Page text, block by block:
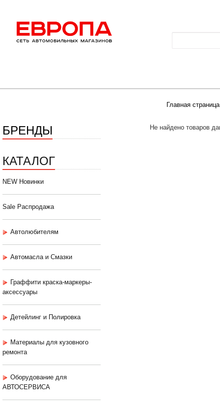
Главная страница
БРЕНДЫ
КАТАЛОГ
NEW Новинки
Sale Распродажа
Автолюбителям
Автомасла и Смазки
Граффити краска-маркеры-
аксессуары
Детейлинг и Полировка
Материалы для кузовного
ремонта
Оборудование для
АВТОСЕРВИСА
Не найдено товаров